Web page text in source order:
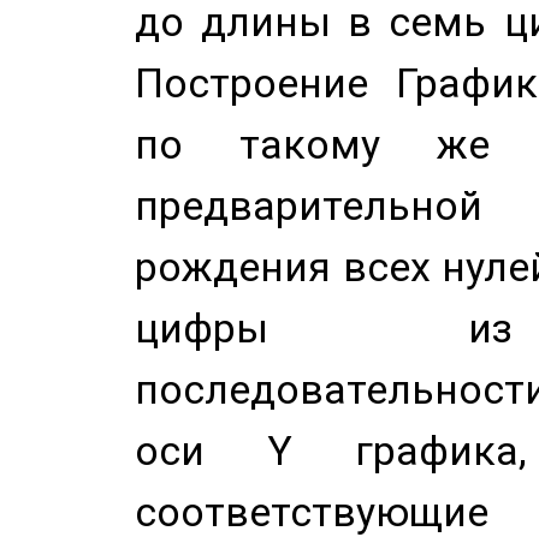
до длины в семь
Построение
по такому же
рождения всех
цифры из
оси Y